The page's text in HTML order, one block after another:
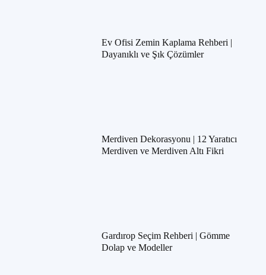
Ev Ofisi Zemin Kaplama Rehberi |
Dayanıklı ve Şık Çözümler
Merdiven Dekorasyonu | 12 Yaratıcı
Merdiven ve Merdiven Altı Fikri
Gardırop Seçim Rehberi | Gömme
Dolap ve Modeller